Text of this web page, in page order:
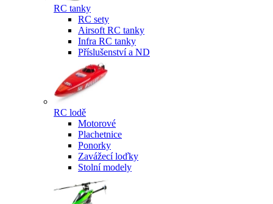
RC tanky
RC sety
Airsoft RC tanky
Infra RC tanky
Příslušenství a ND
RC lodě
Motorové
Plachetnice
Ponorky
Zavážecí loďky
Stolní modely